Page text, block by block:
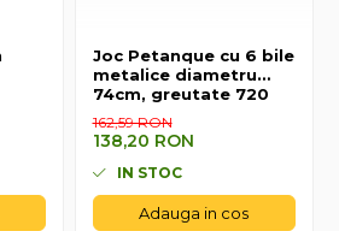
Joc Petanque cu 6 bile
metalice diametru
74cm, greutate 720
depozitare
162,59 RON
138,20 RON
IN STOC
Adauga in cos